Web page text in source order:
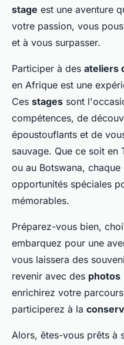
stage est une aventure
votre passion, vous
et à vous surpasser.
Participer à des ateliers
en Afrique est une
Ces stages sont
compétences, de
époustouflants et de
sauvage. Que ce soit en
ou au Botswana,
opportunités spéciales
mémorables.
Préparez-vous bien,
embarquez pour une
vous laissera des
revenir avec des photos
enrichirez votre
participerez à la
Alors, êtes-vous prêts à